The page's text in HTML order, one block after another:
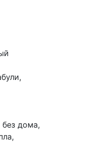
без дома,